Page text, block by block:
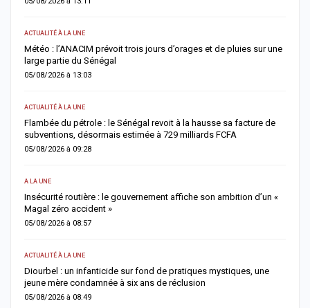
ACTUALITÉ À LA UNE
Météo : l’ANACIM prévoit trois jours d’orages et de pluies sur une
large partie du Sénégal
05/08/2026 à 13:03
ACTUALITÉ À LA UNE
Flambée du pétrole : le Sénégal revoit à la hausse sa facture de
subventions, désormais estimée à 729 milliards FCFA
05/08/2026 à 09:28
A LA UNE
Insécurité routière : le gouvernement affiche son ambition d’un «
Magal zéro accident »
05/08/2026 à 08:57
ACTUALITÉ À LA UNE
Diourbel : un infanticide sur fond de pratiques mystiques, une
jeune mère condamnée à six ans de réclusion
05/08/2026 à 08:49